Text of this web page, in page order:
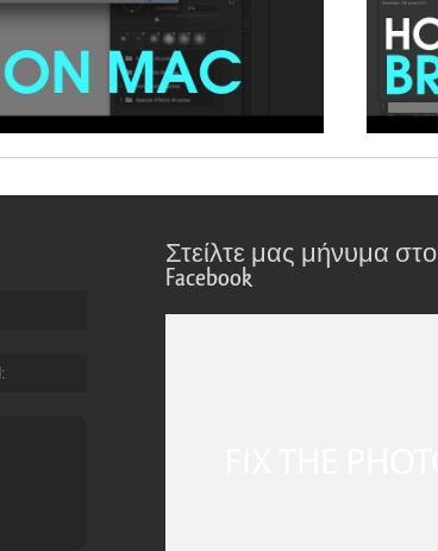
Στείλτε μας μήνυμα στο
Facebook